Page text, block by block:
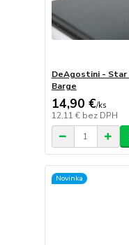
DeAgostini - Star
Barge
14,90 €/ks
12,11 € bez DPH
Novinka